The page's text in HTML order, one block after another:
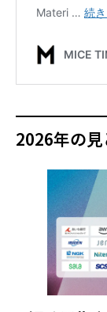
2026年の